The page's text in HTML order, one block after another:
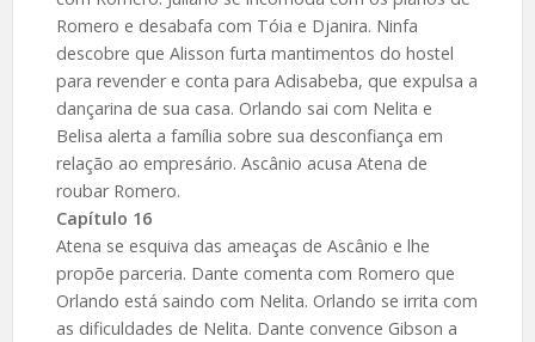
Romero e desabafa com Tóia e Djanira. Ninfa
descobre que Alisson furta mantimentos do hostel
para revender e conta para Adisabeba, que expulsa a
dançarina de sua casa. Orlando sai com Nelita e
Belisa alerta a família sobre sua desconfiança em
relação ao empresário. Ascânio acusa Atena de
roubar Romero.
Capítulo 16
Atena se esquiva das ameaças de Ascânio e lhe
propõe parceria. Dante comenta com Romero que
Orlando está saindo com Nelita. Orlando se irrita com
as dificuldades de Nelita. Dante convence Gibson a